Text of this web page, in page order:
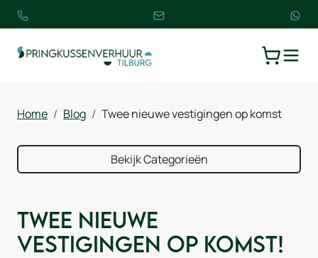
Home Blog Twee nieuwe vestigingen op komst
Bekijk Categorieën
Twee nieuwe
vestigingen op komst!